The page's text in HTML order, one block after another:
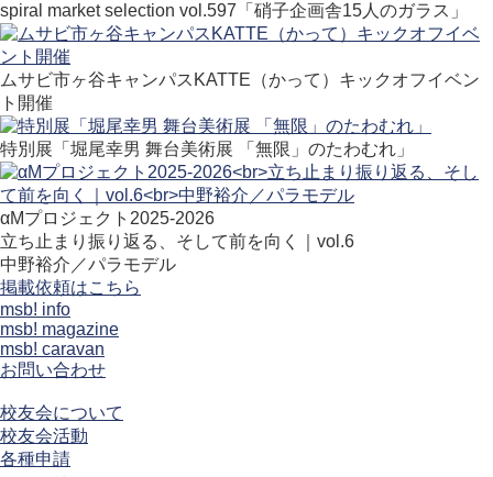
spiral market selection vol.597「硝子企画舎15人のガラス」
ムサビ市ヶ谷キャンパスKATTE（かって）キックオフイベン
ト開催
特別展「堀尾幸男 舞台美術展 「無限」のたわむれ」
αMプロジェクト2025-2026
立ち止まり振り返る、そして前を向く｜vol.6
中野裕介／パラモデル
掲載依頼はこちら
msb! info
msb! magazine
msb! caravan
お問い合わせ
校友会について
校友会活動
各種申請